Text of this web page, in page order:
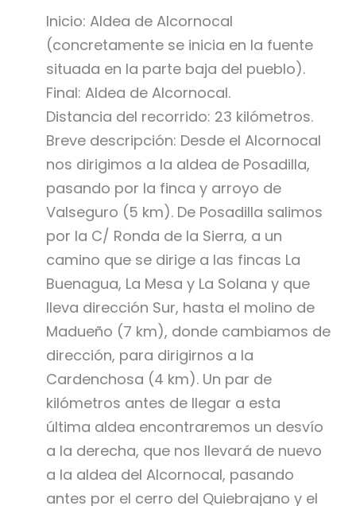
Inicio: Aldea de Alcornocal
(concretamente se inicia en la fuente
situada en la parte baja del pueblo).
Final: Aldea de Alcornocal.
Distancia del recorrido: 23 kilómetros.
Breve descripción: Desde el Alcornocal
nos dirigimos a la aldea de Posadilla,
pasando por la finca y arroyo de
Valseguro (5 km). De Posadilla salimos
por la C/ Ronda de la Sierra, a un
camino que se dirige a las fincas La
Buenagua, La Mesa y La Solana y que
lleva dirección Sur, hasta el molino de
Madueño (7 km), donde cambiamos de
dirección, para dirigirnos a la
Cardenchosa (4 km). Un par de
kilómetros antes de llegar a esta
última aldea encontraremos un desvío
a la derecha, que nos llevará de nuevo
a la aldea del Alcornocal, pasando
antes por el cerro del Quiebrajano y el